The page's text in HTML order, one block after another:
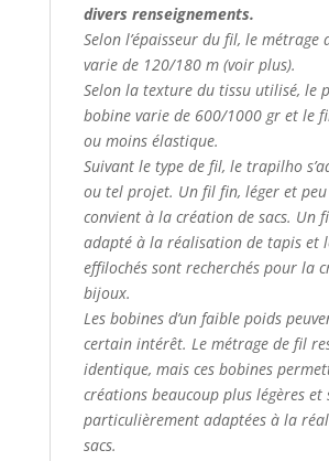
divers renseignements.
Selon l’épaisseur du fil, le métrage
varie de 120/180 m (voir plus).
Selon la texture du tissu utilisé, le
bobine varie de 600/1000 gr et le
ou moins élastique.
Suivant le type de fil, le trapilho
ou tel projet. Un fil fin, léger et
convient à la création de sacs. Un
adapté à la réalisation de tapis et
effilochés sont recherchés pour la
bijoux.
Les bobines d’un faible poids
certain intérêt. Le métrage de fil
identique, mais ces bobines
créations beaucoup plus légères et
particulièrement adaptées à la
sacs.